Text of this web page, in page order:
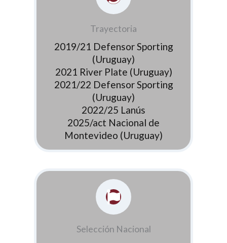
Trayectoria
2019/21 Defensor Sporting
(Uruguay)
2021 River Plate (Uruguay)
2021/22 Defensor Sporting
(Uruguay)
2022/25 Lanús
2025/act Nacional de
Montevideo (Uruguay)
Selección Nacional